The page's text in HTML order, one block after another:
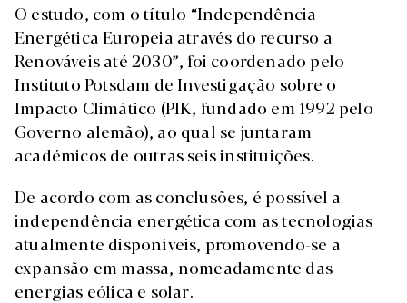
O estudo, com o título “Independência
Energética Europeia através do recurso a
Renováveis até 2030”, foi coordenado pelo
Instituto Potsdam de Investigação sobre o
Impacto Climático (PIK, fundado em 1992 pelo
Governo alemão), ao qual se juntaram
académicos de outras seis instituições.
De acordo com as conclusões, é possível a
independência energética com as tecnologias
atualmente disponíveis, promovendo-se a
expansão em massa, nomeadamente das
energias eólica e solar.